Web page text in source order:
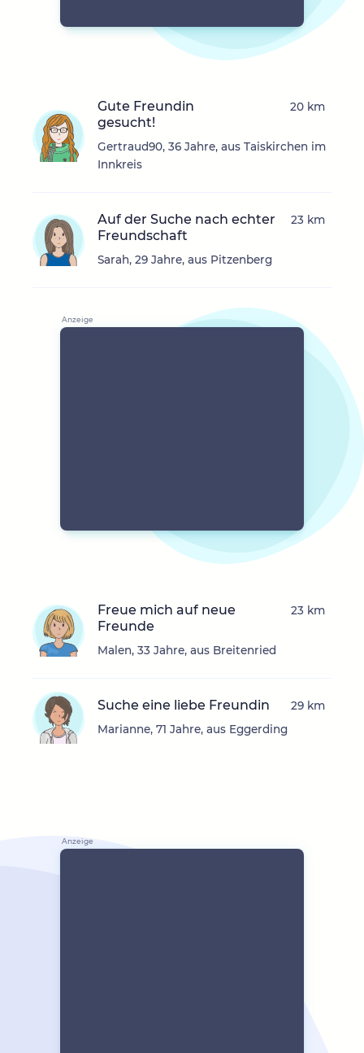
Gute Freundin
gesucht!
Gertraud90, 36 Jahre, aus Taiskirchen im
Innkreis
20 km
Auf der Suche nach echter
Freundschaft
Sarah, 29 Jahre, aus Pitzenberg
23 km
Freue mich auf neue
Freunde
Malen, 33 Jahre, aus Breitenried
23 km
Suche eine liebe Freundin
Marianne, 71 Jahre, aus Eggerding
29 km